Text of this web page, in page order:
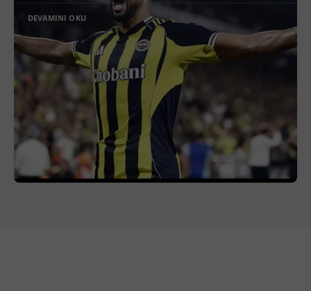
DEVAMINI OKU